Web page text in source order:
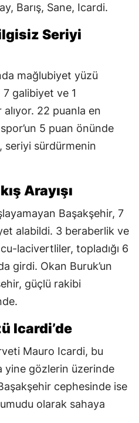
Barış, Sane, Icardi.
Seriyi
mağlubiyet yüzü
galibiyet ve 1
22 puanla en
5 puan önünde
seriyi sürdürmenin
Arayışı
Başakşehir, 7
alabildi. 3 beraberlik ve
lacivertliler, topladığı 6
girdi. Okan Buruk’un
güçlü rakibi
Icardi’de
Mauro Icardi, bu
yine gözlerin üzerinde
cephesinde ise
olarak sahaya